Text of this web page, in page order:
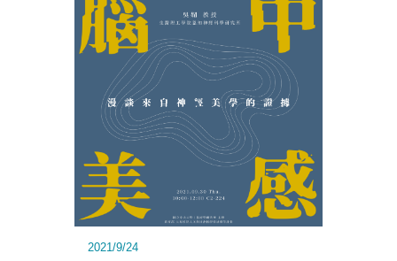
2021/9/24